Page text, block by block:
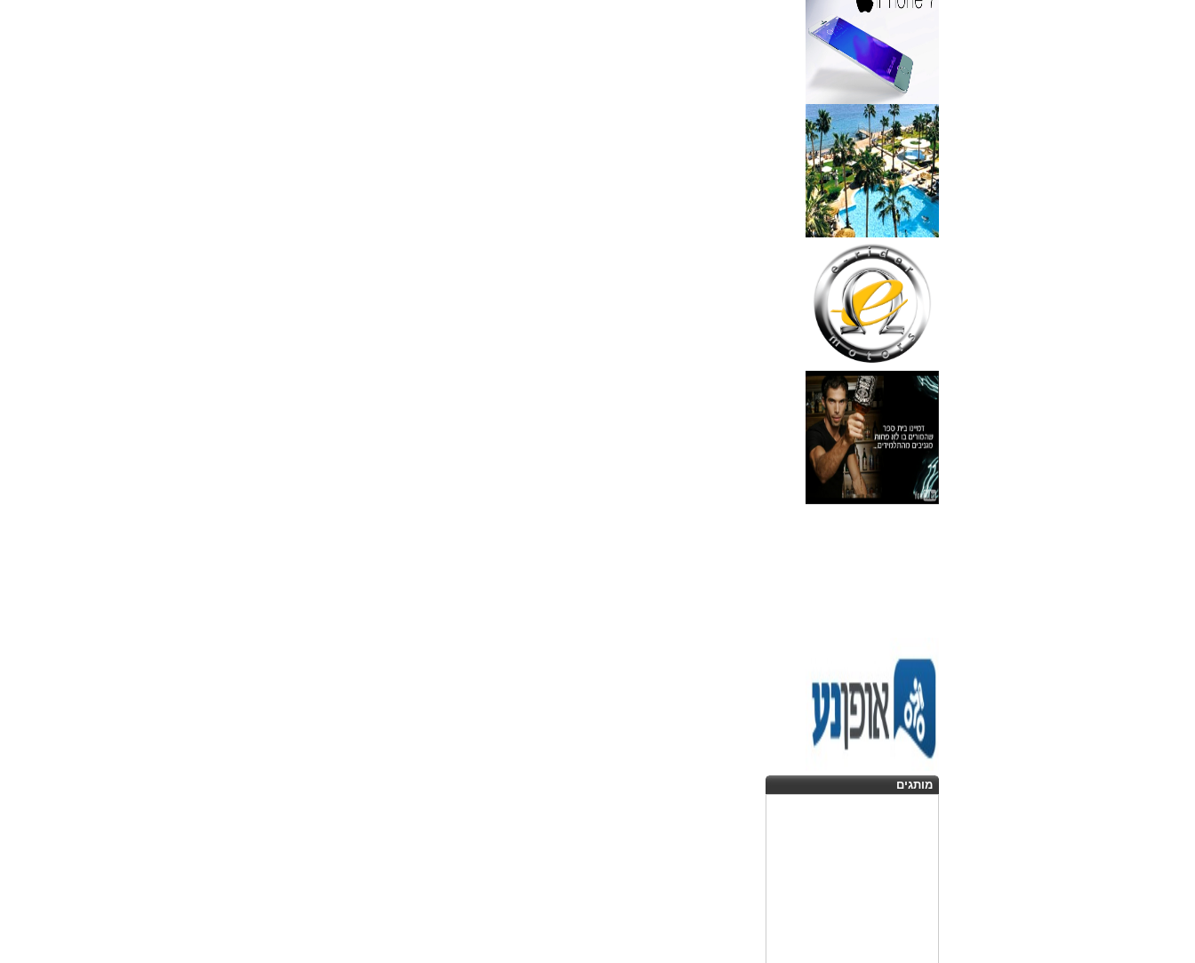
40
₪
מידע נוסף
מצלמות אינפרא
499
₪
מידע נוסף
18 מברשות למאפרים + נרתיק
ג'מס אדום מעור
720
₪
מידע נוסף
פינצטה לד מאירה
30
₪
מידע נוסף
Pour Homme125ML by I
285
₪
מידע נוסף
מותגים